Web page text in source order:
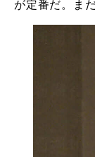
が定番だ。ま